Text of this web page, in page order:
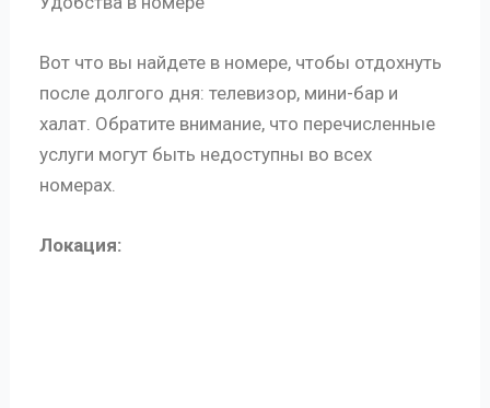
Вот что вы найдете в номере, чтобы отдохнуть
после долгого дня: телевизор, мини-бар и
халат. Обратите внимание, что перечисленные
услуги могут быть недоступны во всех
номерах.
Локация: